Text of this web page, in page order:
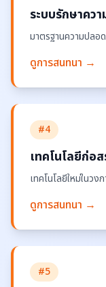
ระบบรักษาคว
มาตรฐานความปลอ
ดูการสนทนา →
#4
เทคโนโลยีก่อ
เทคโนโลยีใหม่ในวง
ดูการสนทนา →
#5